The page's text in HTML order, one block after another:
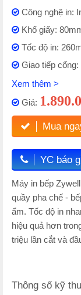
Công nghệ in:
Khổ giấy:
Tốc độ in:
Giao tiếp
Xem thêm >
Giá:
Mua
YC báo
Máy in bếp
quầy pha chế -
ẩm. Tốc độ in
hiệu quả hơn
triệu lần cắt và
Thông số kỹ